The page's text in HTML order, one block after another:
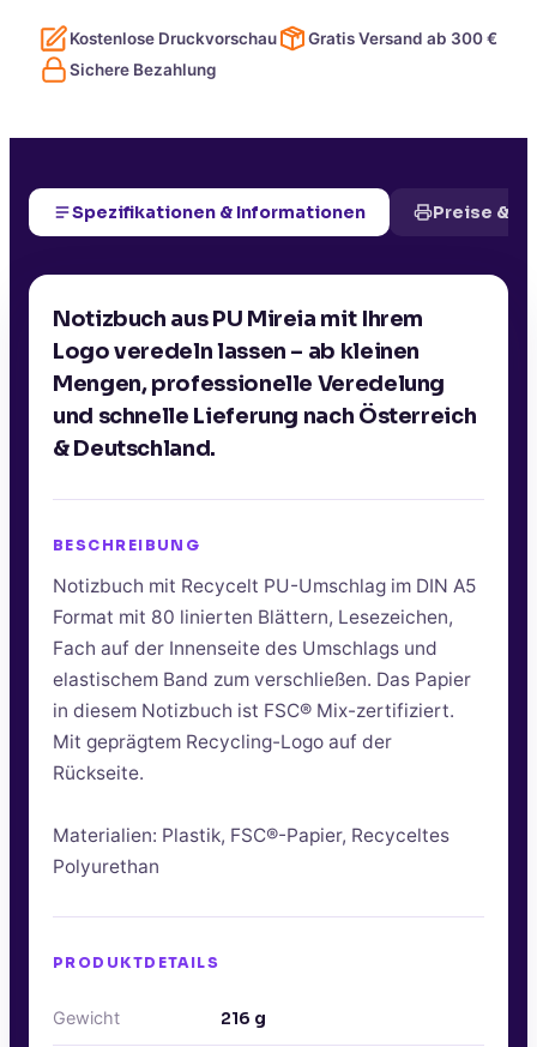
Kostenlose Druckvorschau Gratis Versand ab 300€
Sichere Bezahlung
Spezifikationen & Informationen Preise &
Notizbuch aus PU Mireia mit Ihrem
Logo veredeln lassen – ab kleinen
Mengen, professionelle Veredelung
und schnelle Lieferung nach Österreich
& Deutschland.
BESCHREIBUNG
Notizbuch mit Recycelt PU-Umschlag im DIN A5
Format mit 80 linierten Blättern, Lesezeichen,
Fach auf der Innenseite des Umschlags und
elastischem Band zum verschließen. Das Papier
in diesem Notizbuch ist FSC® Mix-zertifiziert.
Mit geprägtem Recycling-Logo auf der
Rückseite.
Materialien: Plastik, FSC®-Papier, Recyceltes
Polyurethan
PRODUKTDETAILS
Gewicht 216 g